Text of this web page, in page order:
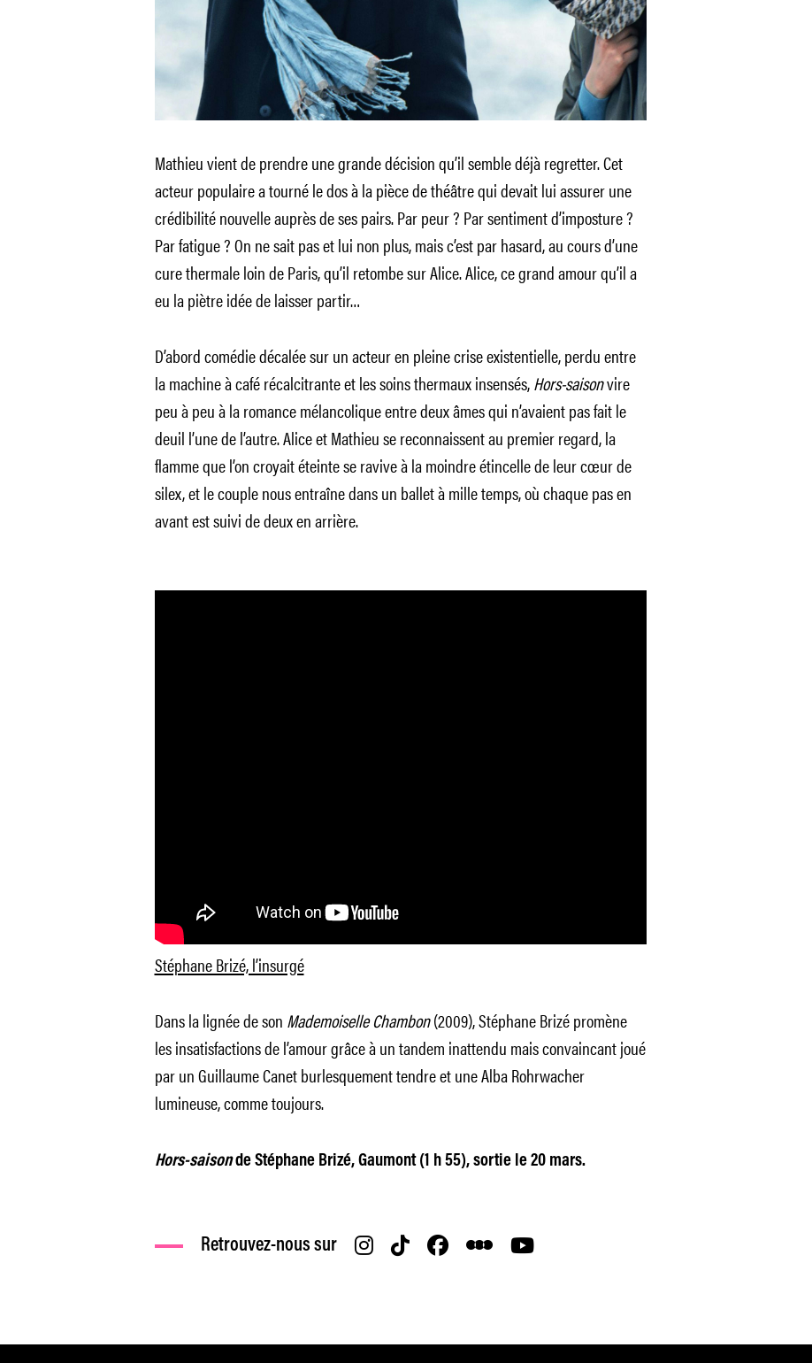
Mathieu vient de prendre une grande décision qu’il semble déjà regretter. Cet
acteur populaire a tourné le dos à la pièce de théâtre qui devait lui assurer une
crédibilité nouvelle auprès de ses pairs. Par peur ? Par sentiment d’imposture ?
Par fatigue ? On ne sait pas et lui non plus, mais c’est par hasard, au cours d’une
cure thermale loin de Paris, qu’il retombe sur Alice. Alice, ce grand amour qu’il a
eu la piètre idée de laisser partir…
D’abord comédie décalée sur un acteur en pleine crise existentielle, perdu entre
la machine à café récalcitrante et les soins thermaux insensés,Hors-saisonvire
peu à peu à la romance mélancolique entre deux âmes qui n’avaient pas fait le
deuil l’une de l’autre. Alice et Mathieu se reconnaissent au premier regard, la
flamme que l’on croyait éteinte se ravive à la moindre étincelle de leur cœur de
silex, et le couple nous entraîne dans un ballet à mille temps, où chaque pas en
avant est suivi de deux en arrière.
Stéphane Brizé, l’insurgé
Dans la lignée de son Mademoiselle Chambon(2009), Stéphane Brizé promène
les insatisfactions de l’amour grâce à un tandem inattendu mais convaincant joué
par un Guillaume Canet burlesquement tendre et une Alba Rohrwacher
lumineuse, comme toujours.
Hors-saisonde Stéphane Brizé, Gaumont (1 h 55), sortie le 20 mars.
Retrouvez-nous sur